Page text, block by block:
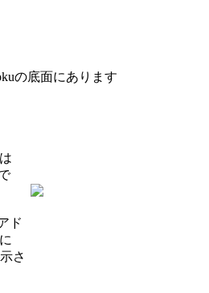
の底面にあります
ド
さ